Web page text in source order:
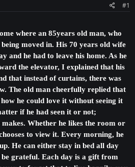
#1
where an 85years old man, who
moved in. His 70 years old wife
and he had to leave his home. As he
the elevator, I explained that his
that instead of curtains, there was
The old man cheerfully replied that
he could love it without seeing it
if he had seen it or not;
makes. Whether he likes the room or
to view it. Every morning, he
He can either stay in bed all day
grateful. Each day is a gift from